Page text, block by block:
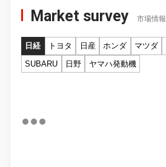
Market survey 市場情報
日経 トヨタ 日産 ホンダ マツダ
SUBARU
日野 ヤマハ発動機